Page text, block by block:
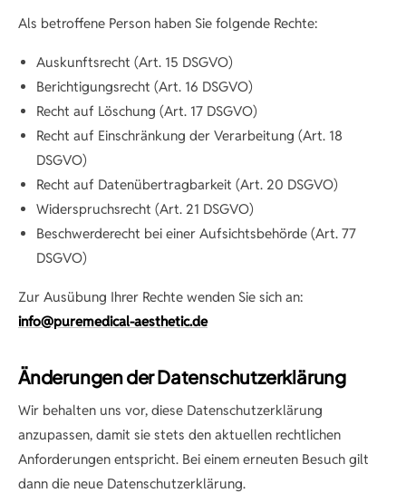
Als betroffene Person haben Sie folgende Rechte:
Auskunftsrecht (Art. 15 DSGVO)
Berichtigungsrecht (Art. 16 DSGVO)
Recht auf Löschung (Art. 17 DSGVO)
Recht auf Einschränkung der Verarbeitung (Art. 18
DSGVO)
Recht auf Datenübertragbarkeit (Art. 20 DSGVO)
Widerspruchsrecht (Art. 21 DSGVO)
Beschwerderecht bei einer Aufsichtsbehörde (Art. 77
DSGVO)
Zur Ausübung Ihrer Rechte wenden Sie sich an:
info@puremedical-aesthetic.de
Änderungen der Datenschutzerklärung
Wir behalten uns vor, diese Datenschutzerklärung
anzupassen, damit sie stets den aktuellen rechtlichen
Anforderungen entspricht. Bei einem erneuten Besuch gilt
dann die neue Datenschutzerklärung.